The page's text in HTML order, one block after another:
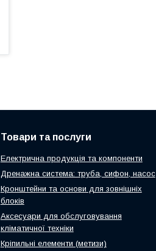
Товари та послуги
Електрична продукція та компоненти
Дренажна система: труба, сифон, насос
Кронштейни та основи для зовнішніх
блоків
Аксесуари для обслуговування
кліматичної техніки
Кріпильні елементи (метизи)